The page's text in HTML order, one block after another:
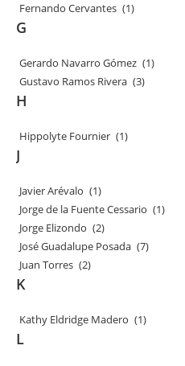
Fernando Cervantes (1)
G
Gerardo Navarro Gómez (1)
Gustavo Ramos Rivera (3)
H
Hippolyte Fournier (1)
J
Javier Arévalo (1)
Jorge de la Fuente Cessario (1)
Jorge Elizondo (2)
José Guadalupe Posada (7)
Juan Torres (2)
K
Kathy Eldridge Madero (1)
L